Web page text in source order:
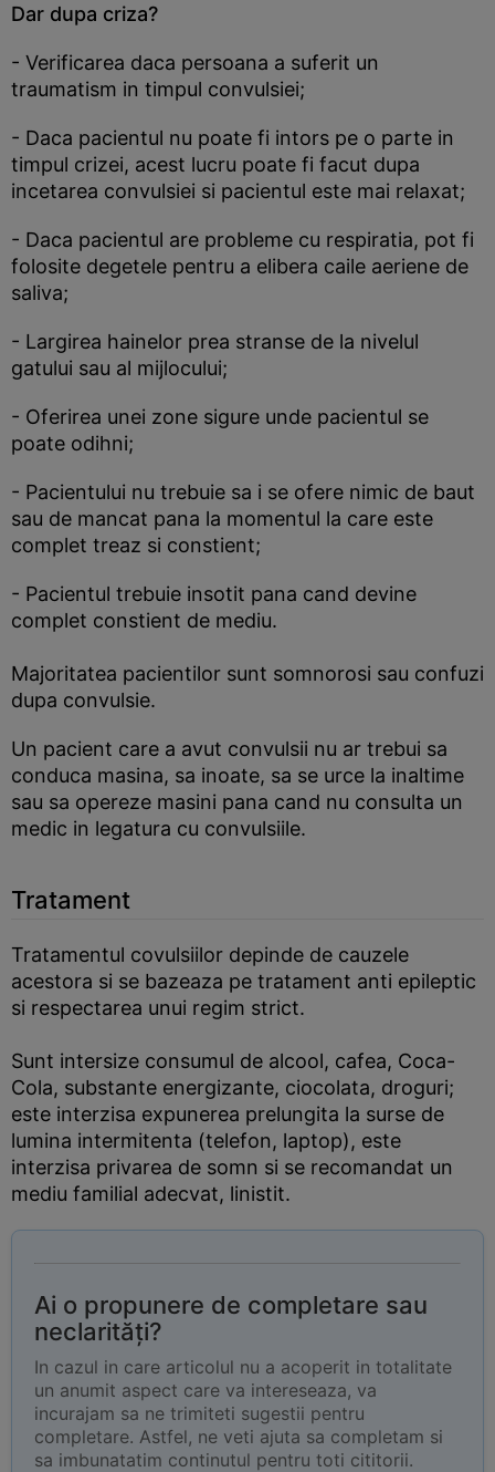
Dar dupa criza?
- Verificarea daca persoana a suferit un
traumatism in timpul convulsiei;
- Daca pacientul nu poate fi intors pe o parte in
timpul crizei, acest lucru poate fi facut dupa
incetarea convulsiei si pacientul este mai relaxat;
- Daca pacientul are probleme cu respiratia, pot fi
folosite degetele pentru a elibera caile aeriene de
saliva;
- Largirea hainelor prea stranse de la nivelul
gatului sau al mijlocului;
- Oferirea unei zone sigure unde pacientul se
poate odihni;
- Pacientului nu trebuie sa i se ofere nimic de baut
sau de mancat pana la momentul la care este
complet treaz si constient;
- Pacientul trebuie insotit pana cand devine
complet constient de mediu.
Majoritatea pacientilor sunt somnorosi sau confuzi
dupa convulsie.
Un pacient care a avut convulsii nu ar trebui sa
conduca masina, sa inoate, sa se urce la inaltime
sau sa opereze masini pana cand nu consulta un
medic in legatura cu convulsiile.
Tratament
Tratamentul covulsiilor depinde de cauzele
acestora si se bazeaza pe tratament anti epileptic
si respectarea unui regim strict.
Sunt intersize consumul de alcool, cafea, Coca-
Cola, substante energizante, ciocolata, droguri;
este interzisa expunerea prelungita la surse de
lumina intermitenta (telefon, laptop), este
interzisa privarea de somn si se recomandat un
mediu familial adecvat, linistit.
Ai o propunere de completare sau
neclarități?
In cazul in care articolul nu a acoperit in totalitate
un anumit aspect care va intereseaza, va
incurajam sa ne trimiteti sugestii pentru
completare. Astfel, ne veti ajuta sa completam si
sa imbunatatim continutul pentru toti cititorii.